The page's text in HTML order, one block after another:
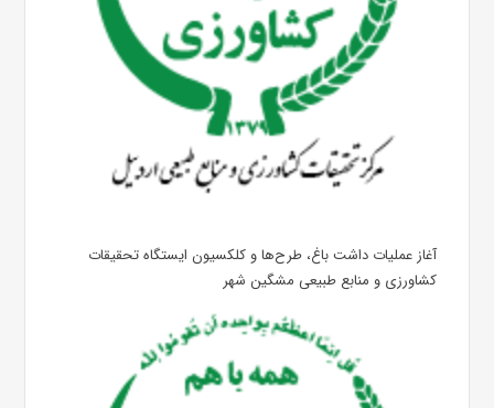
آغاز عملیات داشت باغ، طرح‌ها و کلکسیون ایستگاه تحقیقات
کشاورزی و منابع طبیعی مشگین شهر